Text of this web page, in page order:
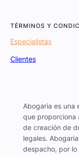
TÉRMINOS Y
Especialistas
Clientes
Abogaria es una
que proporciona
de creación de
legales.
despacho, por